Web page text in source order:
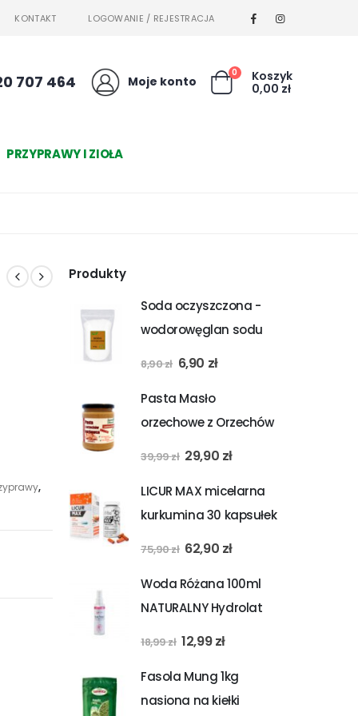
KONTAKT LOGOWANIE / REJESTRACJA
707 464 Moje konto
0
Koszyk
0,00 zł
PRZYPRAWY I ZIOŁA
,
Produkty
Soda oczyszczona -
wodorowęglan sodu
1kg 1000g - BAZAR
8,90zł Pierwotna
wynosiła:
8,90 zł.
6,90 złAktualna
6,90 zł.
Pasta Masło
orzechowe z Orzechów
Nerkowca Cashew
ZDROWIA + GRATIS
39,99zł Pierwotna
wynosiła:
39,99 zł.
29,90 złAktualna
wynosi:
29,90 zł.
LICUR MAX micelarna
kurkumina 30 kapsułek
BIO MEDICAL PHARMA
75,90zł Pierwotna
wynosiła:
75,90 zł.
62,90 złAktualna
wynosi:
62,90 zł.
Woda Różana 100ml
NATURALNY Hydrolat
różany 100% NATUR
18,99zł Pierwotna
wynosiła:
18,99 zł.
12,99złAktualna
wynosi:
12,99 zł.
Fasola Mung 1kg
nasiona na kiełki